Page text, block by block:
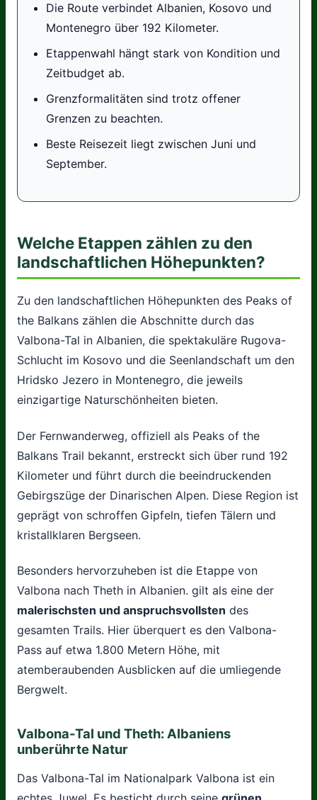
Die Route verbindet Albanien, Kosovo und
Montenegro über 192 Kilometer.
Etappenwahl hängt stark von Kondition und
Zeitbudget ab.
Grenzformalitäten sind trotz offener
Grenzen zu beachten.
Beste Reisezeit liegt zwischen Juni und
September.
Welche Etappen zählen zu den
landschaftlichen Höhepunkten?
Zu den landschaftlichen Höhepunkten des Peaks of
the Balkans zählen die Abschnitte durch das
Valbona-Tal in Albanien, die spektakuläre Rugova-
Schlucht im Kosovo und die Seenlandschaft um den
Hridsko Jezero in Montenegro, die jeweils
einzigartige Naturschönheiten bieten.
Der Fernwanderweg, offiziell als Peaks of the
Balkans Trail bekannt, erstreckt sich über rund 192
Kilometer und führt durch die beeindruckenden
Gebirgszüge der Dinarischen Alpen. Diese Region ist
geprägt von schroffen Gipfeln, tiefen Tälern und
kristallklaren Bergseen.
Besonders hervorzuheben ist die Etappe von
Valbona nach Theth in Albanien. gilt als eine der
malerischsten und anspruchsvollsten des
gesamten Trails. Hier überquert es den Valbona-
Pass auf etwa 1.800 Metern Höhe, mit
atemberaubenden Ausblicken auf die umliegende
Bergwelt.
Valbona-Tal und Theth: Albaniens
unberührte Natur
Das Valbona-Tal im Nationalpark Valbona ist ein